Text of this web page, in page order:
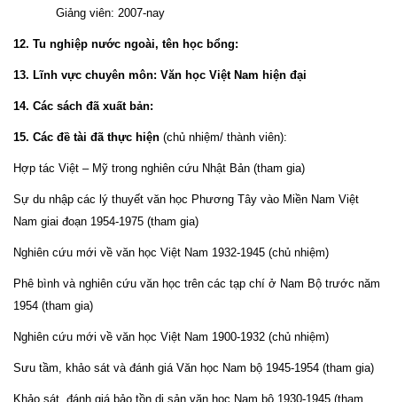
Giảng viên: 2007-nay
12. Tu nghiệp nước ngoài, tên học bổng:
13. Lĩnh vực chuyên môn: Văn học Việt Nam hiện đại
14. Các sách đã xuất bản:
15. Các đề tài đã thực hiện (chủ nhiệm/ thành viên):
Hợp tác Việt – Mỹ trong nghiên cứu Nhật Bản (tham gia)
Sự du nhập các lý thuyết văn học Phương Tây vào Miền Nam Việt
Nam giai đoạn 1954-1975 (tham gia)
Nghiên cứu mới về văn học Việt Nam 1932-1945 (chủ nhiệm)
Phê bình và nghiên cứu văn học trên các tạp chí ở Nam Bộ trước năm
1954 (tham gia)
Nghiên cứu mới về văn học Việt Nam 1900-1932 (chủ nhiệm)
Sưu tầm, khảo sát và đánh giá Văn học Nam bộ 1945-1954 (tham gia)
Khảo sát, đánh giá bảo tồn di sản văn học Nam bộ 1930-1945 (tham